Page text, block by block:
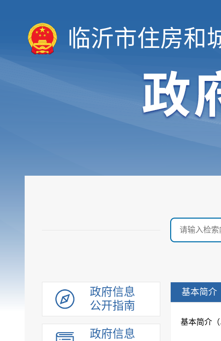
临沂市住房和
政府信息
公开指南
政府信息
基本简介